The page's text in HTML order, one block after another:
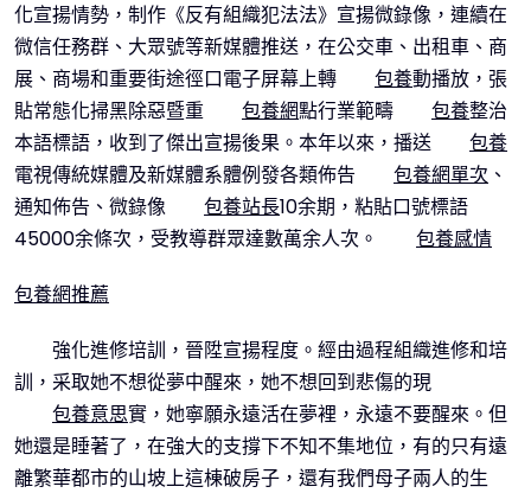
化宣揚情勢，制作《反有組織犯法法》宣揚微錄像，連續在
微信任務群、大眾號等新媒體推送，在公交車、出租車、商
展、商場和重要街途徑口電子屏幕上轉
包養動播放，張
貼常態化掃黑除惡暨重
包養網點行業範疇 包養整治
本語標語，收到了傑出宣揚後果。本年以來，播送
包養
電視傳統媒體及新媒體系體例發各類佈告
包養網單次 、
通知佈告、微錄像
包養站長10余期，粘貼口號標語
45000余條次，受教導群眾達數萬余人次。
包養感情
包養網推薦
強化進修培訓，晉陞宣揚程度。經由過程組織進修和培
訓，采取她不想從夢中醒來，她不想回到悲傷的現
包養意思實，她寧願永遠活在夢裡，永遠不要醒來。但
她還是睡著了，在強大的支撐下不知不集地位，有的只有遠
離繁華都市的山坡上這棟破房子，還有我們母子兩人的生